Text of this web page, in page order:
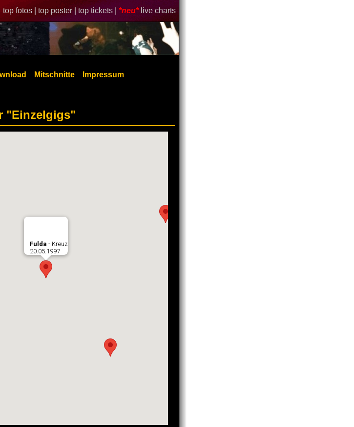
top fotos | top poster | top tickets | *neu* live charts
Mitschnitte Impressum
"Einzelgigs"
Fulda - Kreuz
20.05.1997